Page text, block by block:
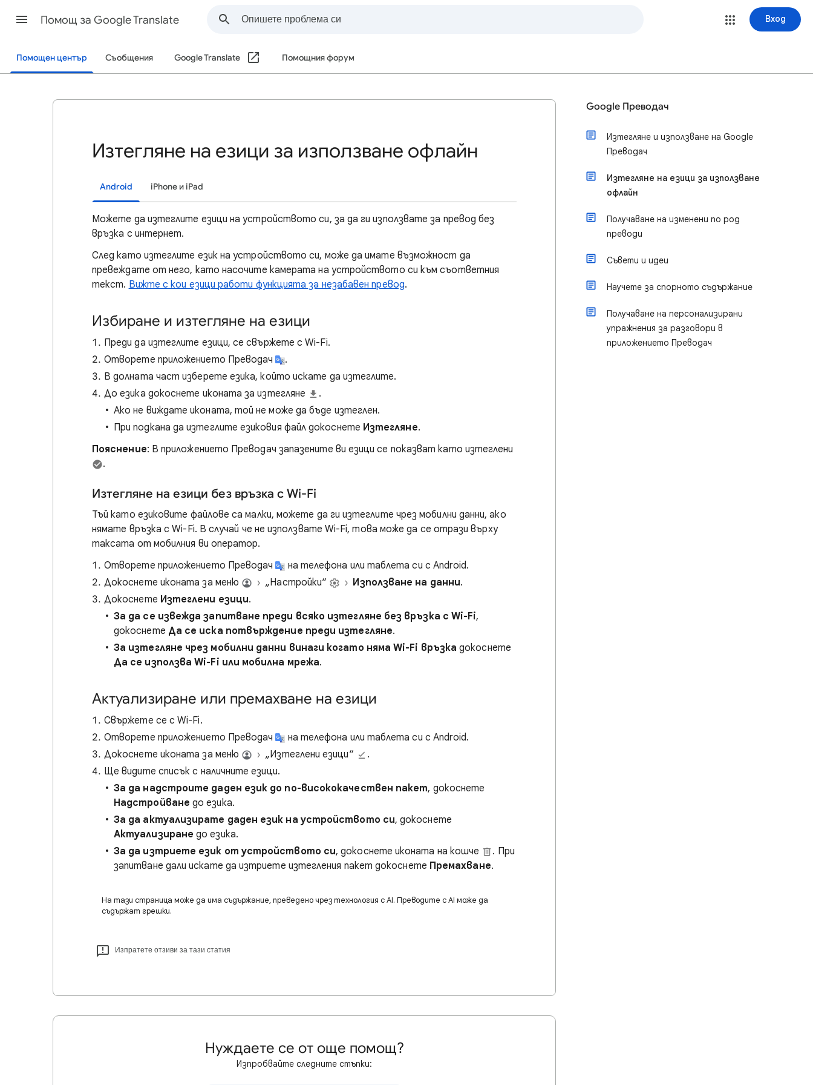
Помощ за Google Translate Вход
Помощен център Съобщения Google Translate Помощния форум
Изтегляне на езици за използване офлайн
Android iPhone и iPad
Можете да изтеглите езици на устройството си, за да ги използвате за превод без
връзка с интернет.
След като изтеглите език на устройството си, може да имате възможност да
превеждате от него, като насочите камерата на устройството си към съответния
текст. Вижте с кои езици работи функцията за незабавен превод.
Избиране и изтегляне на езици
Преди да изтеглите езици, се свържете с Wi-Fi.
Отворете приложението Преводач
.
В долната част изберете езика, който искате да изтеглите.
До езика докоснете иконата за изтегляне
.
Ако не виждате иконата, той не може да бъде изтеглен.
При подкана да изтеглите езиковия файл докоснете Изтегляне.
Пояснение: В приложението Преводач запазените ви езици се показват като изтеглени
.
Изтегляне на езици без връзка с Wi-Fi
Тъй като езиковите файлове са малки, можете да ги изтеглите чрез мобилни данни, ако
нямате връзка с Wi-Fi. В случай че не използвате Wi-Fi, това може да се отрази върху
таксата от мобилния ви оператор.
Отворете приложението Преводач
на телефона или таблета си с Android.
Докоснете иконата за меню
„Настройки“ Използване на данни.
Докоснете Изтеглени езици.
За да се извежда запитване преди всяко изтегляне без връзка с Wi-Fi,
докоснете Да се иска потвърждение преди изтегляне.
За изтегляне чрез мобилни данни винаги когато няма Wi-Fi връзка докоснете
Да се използва Wi-Fi или мобилна мрежа.
Актуализиране или премахване на езици
Свържете се с Wi-Fi.
Отворете приложението Преводач
на телефона или таблета си с Android.
Докоснете иконата за меню
„Изтеглени езици“
.
Ще видите списък с наличните езици.
За да надстроите даден език до по-висококачествен пакет, докоснете
Надстройване до езика.
За да актуализирате даден език на устройството си, докоснете
Актуализиране до езика.
За да изтриете език от устройството си, докоснете иконата на кошче
. При
запитване дали искате да изтриете изтегления пакет докоснете Премахване.
На тази страница може да има съдържание, преведено чрез технология с AI. Преводите с AI може да
съдържат грешки.
Изпратете отзиви за тази статия
Нуждаете се от още помощ?
Изпробвайте следните стъпки:
Google Преводач
Изтегляне и използване на Google
Преводач
Изтегляне на езици за използване
офлайн
Получаване на изменени по род
преводи
Съвети и идеи
Научете за спорното съдържание
Получаване на персонализирани
упражнения за разговори в
приложението Преводач